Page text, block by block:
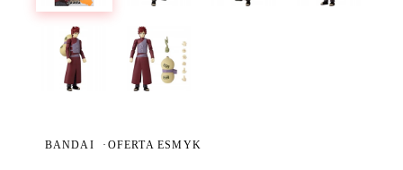
BANDAI · OFERTA ESMYK